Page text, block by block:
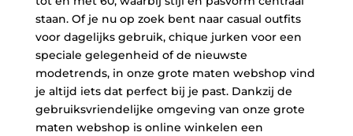
staan. Of je nu op zoek bent naar casual outfits
voor dagelijks gebruik, chique jurken voor een
speciale gelegenheid of de nieuwste
modetrends, in onze grote maten webshop vind
je altijd iets dat perfect bij je past. Dankzij de
gebruiksvriendelijke omgeving van onze grote
maten webshop is online winkelen een